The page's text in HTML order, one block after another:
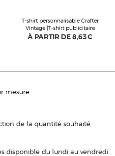
T-shirt personnalisable Crafter
Vintage |T-shirt publicitaire
À PARTIR DE8,63€
mesure
de la quantité souhaité
disponible du lundi au vendredi